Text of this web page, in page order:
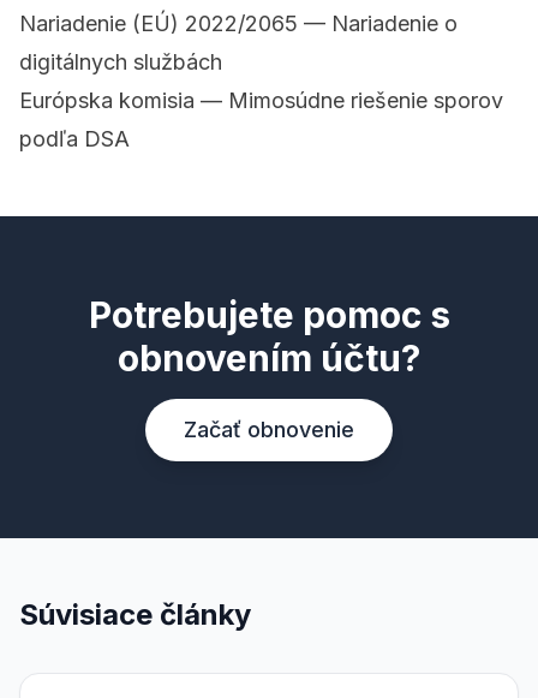
Nariadenie (EÚ) 2022/2065 — Nariadenie o
digitálnych službách
Európska komisia — Mimosúdne riešenie sporov
podľa DSA
Potrebujete pomoc s
obnovením účtu?
Začať obnovenie
Súvisiace články